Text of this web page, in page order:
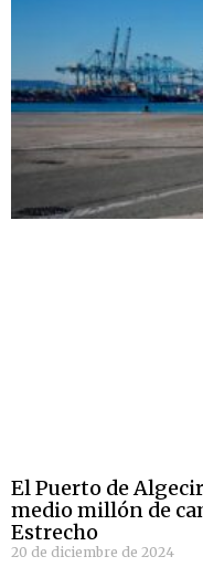
El Puerto de
medio millón de
Estrecho
20 de diciembre de 2024